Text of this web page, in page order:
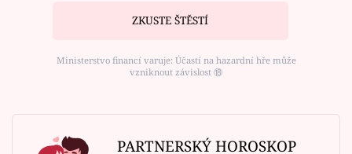
ZKUSTE ŠTĚSTÍ
Ministerstvo financí varuje: Účastí na hazardní hře může
vzniknout závislost ⑱
PARTNERSKÝ HOROSKOP